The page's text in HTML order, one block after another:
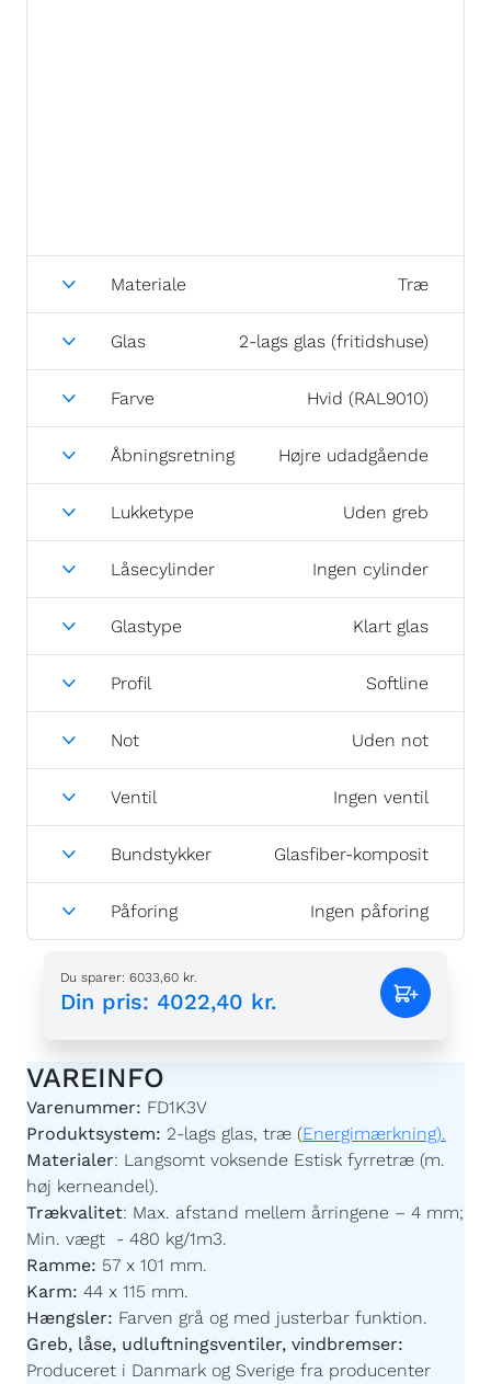
Materiale Træ
Glas 2-lags glas (fritidshuse)
Farve Hvid (RAL9010)
Åbningsretning Højre udadgående
Lukketype Uden greb
Låsecylinder Ingen cylinder
Glastype Klart glas
Profil Softline
Not Uden not
Ventil Ingen ventil
Bundstykker Glasfiber-komposit
Påforing Ingen påforing
Du sparer: 6033,60 kr.
Din pris: 4022,40 kr.
VAREINFO
Varenummer: FD1K3V
Produktsystem: 2-lags glas, træ (Energimærkning).
Materialer: Langsomt voksende Estisk fyrretræ (m.
høj kerneandel).
Trækvalitet: Max. afstand mellem årringene – 4 mm;
Min. vægt - 480 kg/1m3.
Ramme: 57 x 101 mm.
Karm: 44 x 115 mm.
Hængsler: Farven grå og med justerbar funktion.
Greb, låse, udluftningsventiler, vindbremser:
Produceret i Danmark og Sverige fra producenter